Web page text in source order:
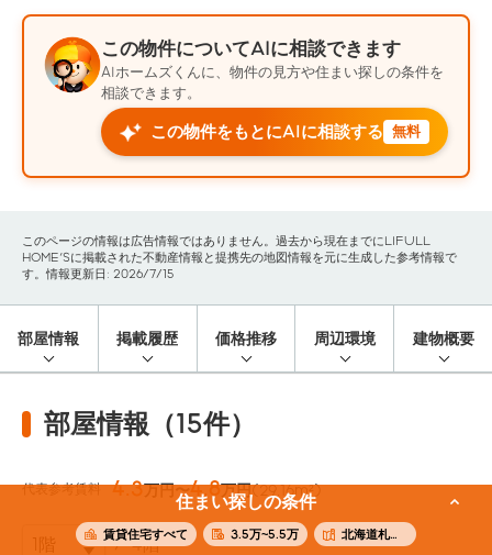
住まい探しの条件
賃貸住宅すべて 3.5万~5.5万 北海道札幌市豊平区
この物件についてAIに相談できます
AIホームズくんに、物件の見方や住まい探しの条件を
相談できます。
この物件をもとにAIに相談する 無料
このページの情報は広告情報ではありません。過去から現在までにLIFULL
HOME'Sに掲載された不動産情報と提携先の地図情報を元に生成した参考情報で
す。情報更新日: 2026/7/15
部屋情報 掲載履歴 価格推移 周辺環境 建物概要
部屋情報（15件）
代表参考賃料 4.3万円〜4.8万円(29.16m²)
4階